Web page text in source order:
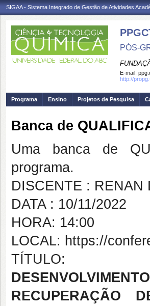
SIGAA - Sistema Integrado de Gestão de Atividades
PÓS-
E-mail:
http://
Programa Ensino Projetos de Pesquisa
Banca de
Uma banca de
programa.
DISCENTE : RENAN
DATA : 10/11/2022
HORA: 14:00
LOCAL: https://
TÍTULO:
RECUPERAÇÃO